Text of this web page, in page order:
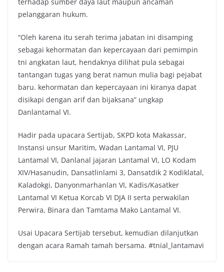
pelanggaran hukum.
“Oleh karena itu serah terima jabatan ini disamping
sebagai kehormatan dan kepercayaan dari pemimpin
tni angkatan laut, hendaknya dilihat pula sebagai
tantangan tugas yang berat namun mulia bagi pejabat
baru. kehormatan dan kepercayaan ini kiranya dapat
disikapi dengan arif dan bijaksana” ungkap
Danlantamal VI.
Hadir pada upacara Sertijab, SKPD kota Makassar,
Instansi unsur Maritim, Wadan Lantamal VI, PJU
Lantamal VI, Danlanal jajaran Lantamal VI, LO Kodam
XIV/Hasanudin, Dansatlinlami 3, Dansatdik 2 Kodiklatal,
Kaladokgi, Danyonmarhanlan VI, Kadis/Kasatker
Lantamal VI Ketua Korcab VI DJA II serta perwakilan
Perwira, Binara dan Tamtama Mako Lantamal VI.
Usai Upacara Sertijab tersebut, kemudian dilanjutkan
dengan acara Ramah tamah bersama. #tnial_lantamavi